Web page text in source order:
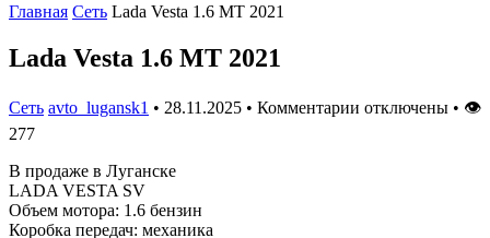
Главная Сеть Lada Vesta 1.6 MT 2021
Lada Vesta 1.6 MT 2021
Сеть avto_lugansk1 • 28.11.2025 • Комментарии отключены • 👁
277
В продаже в Луганске
LADA VESTA SV
Объем мотора: 1.6 бензин
Коробка передач: механика